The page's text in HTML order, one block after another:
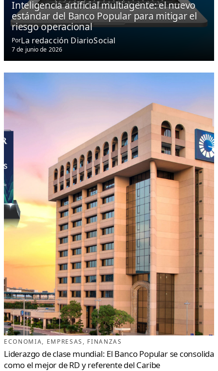
Inteligencia artificial multiagente: el nuevo
estándar del Banco Popular para mitigar el
riesgo operacional
PorLa redacción DiarioSocial
7 de junio de 2026
ECONOMIA, EMPRESAS , FINANZAS
Liderazgo de clase mundial: El Banco Popular se consolida
como el mejor de RD y referente del Caribe